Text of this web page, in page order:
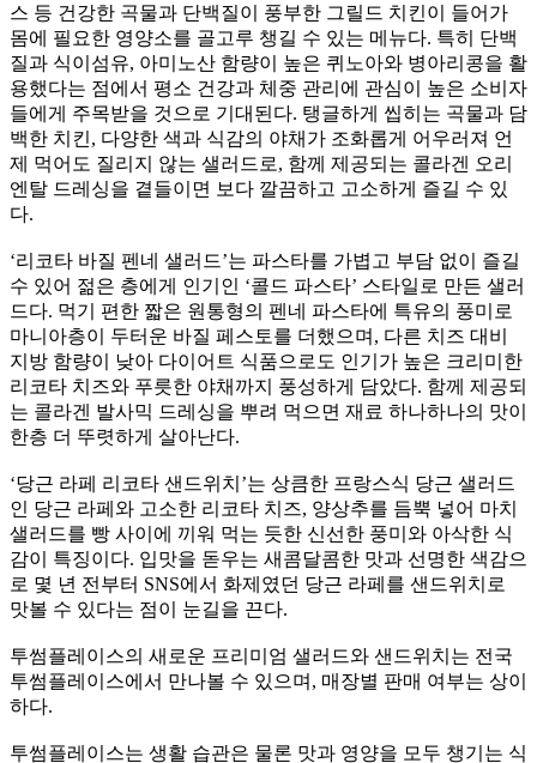
스 등 건강한 곡물과 단백질이 풍부한 그릴드 치킨이 들어가
몸에 필요한 영양소를 골고루 챙길 수 있는 메뉴다. 특히 단백
질과 식이섬유, 아미노산 함량이 높은 퀴노아와 병아리콩을 활
용했다는 점에서 평소 건강과 체중 관리에 관심이 높은 소비자
들에게 주목받을 것으로 기대된다. 탱글하게 씹히는 곡물과 담
백한 치킨, 다양한 색과 식감의 야채가 조화롭게 어우러져 언
제 먹어도 질리지 않는 샐러드로, 함께 제공되는 콜라겐 오리
엔탈 드레싱을 곁들이면 보다 깔끔하고 고소하게 즐길 수 있
다.
‘리코타 바질 펜네 샐러드’는 파스타를 가볍고 부담 없이 즐길
수 있어 젊은 층에게 인기인 ‘콜드 파스타’ 스타일로 만든 샐러
드다. 먹기 편한 짧은 원통형의 펜네 파스타에 특유의 풍미로
마니아층이 두터운 바질 페스토를 더했으며, 다른 치즈 대비
지방 함량이 낮아 다이어트 식품으로도 인기가 높은 크리미한
리코타 치즈와 푸릇한 야채까지 풍성하게 담았다. 함께 제공되
는 콜라겐 발사믹 드레싱을 뿌려 먹으면 재료 하나하나의 맛이
한층 더 뚜렷하게 살아난다.
‘당근 라페 리코타 샌드위치’는 상큼한 프랑스식 당근 샐러드
인 당근 라페와 고소한 리코타 치즈, 양상추를 듬뿍 넣어 마치
샐러드를 빵 사이에 끼워 먹는 듯한 신선한 풍미와 아삭한 식
감이 특징이다. 입맛을 돋우는 새콤달콤한 맛과 선명한 색감으
로 몇 년 전부터 SNS에서 화제였던 당근 라페를 샌드위치로
맛볼 수 있다는 점이 눈길을 끈다.
투썸플레이스의 새로운 프리미엄 샐러드와 샌드위치는 전국
투썸플레이스에서 만나볼 수 있으며, 매장별 판매 여부는 상이
하다.
투썸플레이스는 생활 습관은 물론 맛과 영양을 모두 챙기는 식